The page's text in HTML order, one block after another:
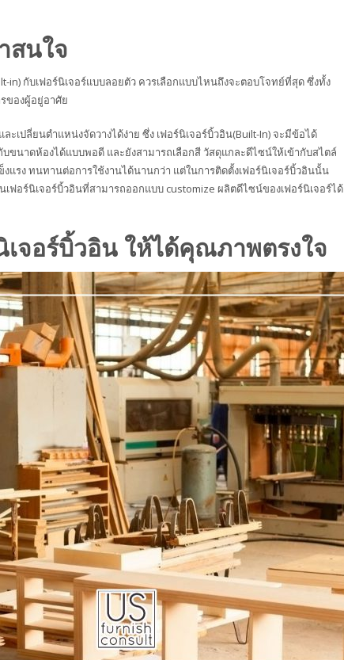
สนใจ
in) กับเฟอร์นิเจอร์แบบลอยตัว ควรเลือกแบบไหนถึงจะตอบโจทย์ที่สุด ซึ่งทั้ง
ของผู้อยู่อาศัย
เปลี่ยนตำแหน่งจัดวางได้ง่าย ซึ่ง เฟอร์นิเจอร์บิ้วอิน(Built-In) จะมีข้อได้
ขนาดห้องได้แบบพอดี และยังสามารถเลือกสี วัสดุแกละดีไซน์ให้เข้ากับสไตล์
รง ทนทานต่อการใช้งานได้นานกว่า แต่ในการติดตั้งเฟอร์นิเจอร์บิ้วอินนั้น
เฟอร์นิเจอร์บิ้วอินที่สามารถออกแบบ customize ผลิตดีไซน์ของเฟอร์นิเจอร์ได้
เจอร์บิ้วอิน ให้ได้คุณภาพตรงใจ